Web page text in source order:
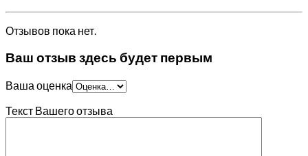
Отзывов пока нет.
Ваш отзыв здесь будет первым
Ваша оценка
Текст Вашего отзыва